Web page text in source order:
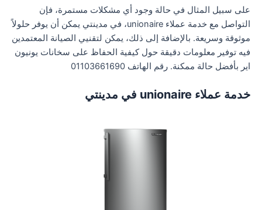
على سبيل المثال في حالة وجود أي مشكلات مستمرة، فإن
التواصل مع خدمة عملاء unionaire، في مدينتي يمكن أن يوفر حلولاً
موثوقة وسريعة. بالإضافة إلى ذلك، يمكن لتقنيي الصيانة المعتمدين
فيه توفير معلومات دقيقة حول كيفية الحفاظ على سخانات يونيون
اير بأفضل حالة ممكنة. رقم الهاتف 01103661690
خدمة عملاء unionaire في مدينتي